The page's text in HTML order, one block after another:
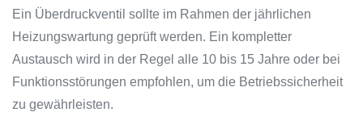
Ein Überdruckventil sollte im Rahmen der jährlichen
Heizungswartung geprüft werden. Ein kompletter
Austausch wird in der Regel alle 10 bis 15 Jahre oder bei
Funktionsstörungen empfohlen, um die Betriebssicherheit
zu gewährleisten.